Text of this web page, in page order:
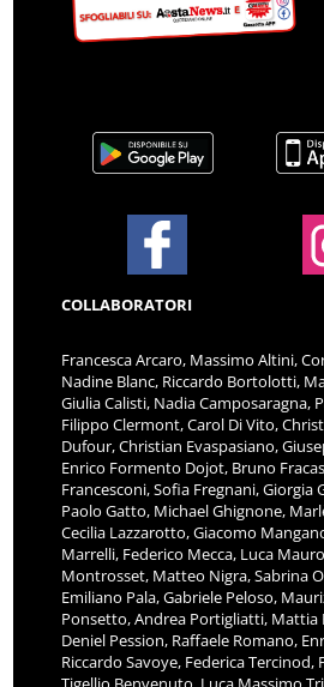
COLLABORATORI
Francesca Arcaro, Massimo Altini,
Nadine Blanc, Riccardo Bortolotti,
Giulia Calisti, Nadia Camposaragna,
Filippo Clermont, Carol Di Vito,
Dufour, Christian Evaspasiano,
Enrico Formento Dojot, Bruno
Francesconi, Sofia Fregnani, Giorgia
Paolo Gatto, Michael Ghignone,
Cecilia Lazzarotto, Giacomo
Marrelli, Federico Mecca, Luca
Montrosset, Matteo Nigra, Sabrina
Emiliano Pala, Gabriele Peloso,
Ponsetto, Andrea Portigliatti,
Deniel Pession, Raffaele Romano,
Riccardo Savoye, Federica Tercinod,